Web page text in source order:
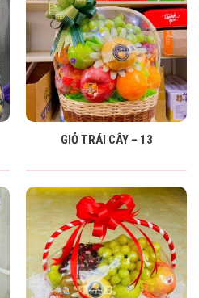
GIỎ TRÁI CÂY – 13